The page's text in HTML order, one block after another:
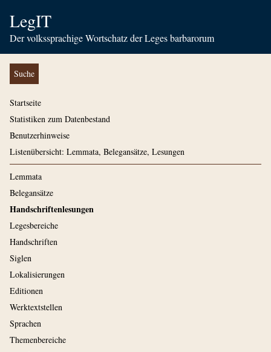
LegIT
Der volkssprachige Wortschatz der Leges barbarorum
Suche
Startseite
Statistiken zum Datenbestand
Benutzerhinweise
Listenübersicht: Lemmata, Belegansätze, Lesungen
Lemmata
Belegansätze
Handschriftenlesungen
Legesbereiche
Handschriften
Siglen
Lokalisierungen
Editionen
Werktextstellen
Sprachen
Themenbereiche